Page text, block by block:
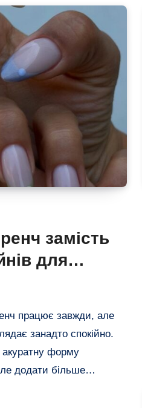
замість
для
манікюру
працює завжди, але
занадто спокійно.
форму
додати більше…